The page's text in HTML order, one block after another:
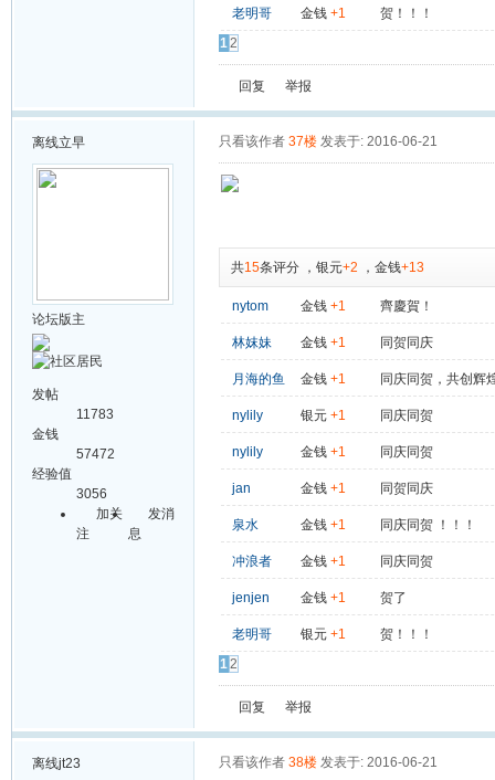
老明哥 金钱 +1
贺！！！
12
回复 举报
离线立早
论坛版主
发帖
11783
金钱
57472
经验值
3056
加关
注
发消
息
只看该作者 37楼 发表于: 2016-06-21
共15条评分 ， 银元+2 ， 金钱+13
nytom 金钱 +1 齊慶賀！
林妺妹 金钱 +1 同贺同庆
月海的鱼 金钱 +1 同庆同贺，共创辉
nylily 银元 +1 同庆同贺
nylily 金钱 +1 同庆同贺
jan 金钱 +1 同贺同庆
泉水 金钱 +1 同庆同贺 ！！！
冲浪者 金钱 +1 同庆同贺
jenjen 金钱 +1 贺了
老明哥 银元 +1
贺！！！
12
回复 举报
离线jt23 只看该作者 38楼 发表于: 2016-06-21